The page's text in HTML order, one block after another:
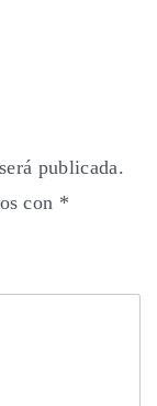
publicada.
con *